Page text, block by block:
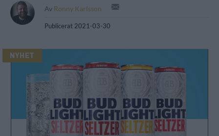
Av Ronny Karlsson
Publicerat 2021-03-30
NYHET